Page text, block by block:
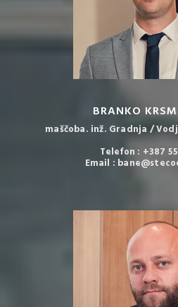
BRANKO
maščoba. inž. Gradnja /
Telefon : +387
Email :